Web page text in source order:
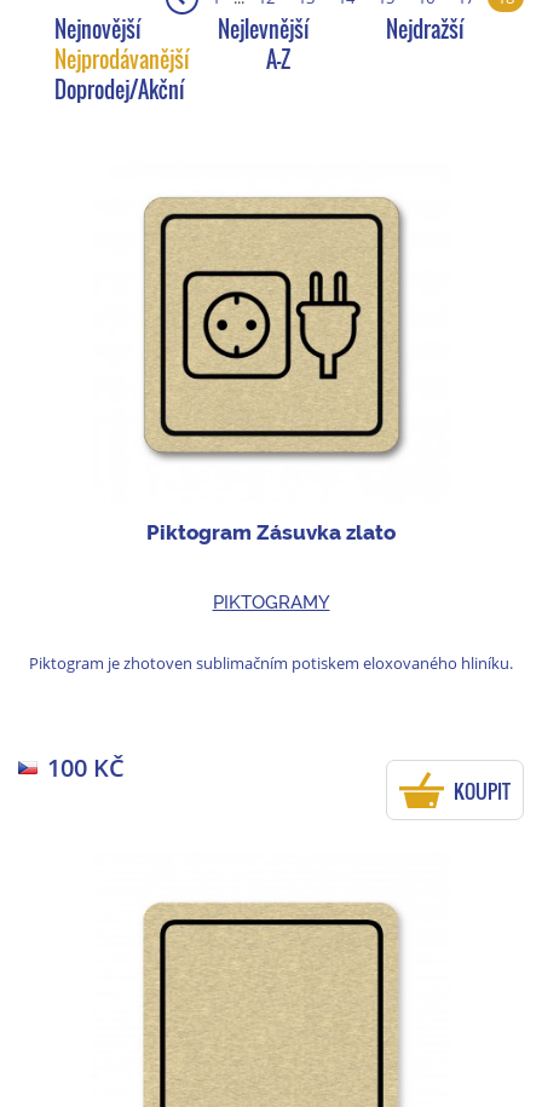
Nejnovější Nejlevnější
Nejdražší
Nejprodávanější
A-Z
Doprodej/Akční
Piktogram Zásuvka zlato
PIKTOGRAMY
Piktogram je zhotoven sublimačním potiskem eloxovaného hliníku.
100 KČ
KOUPIT